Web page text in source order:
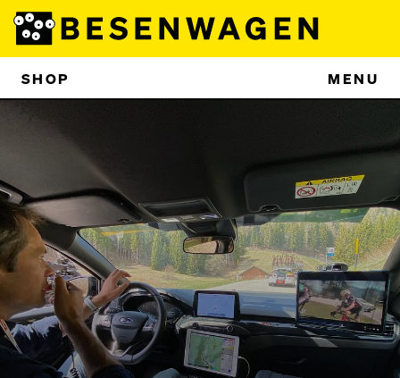
SHOP MENU